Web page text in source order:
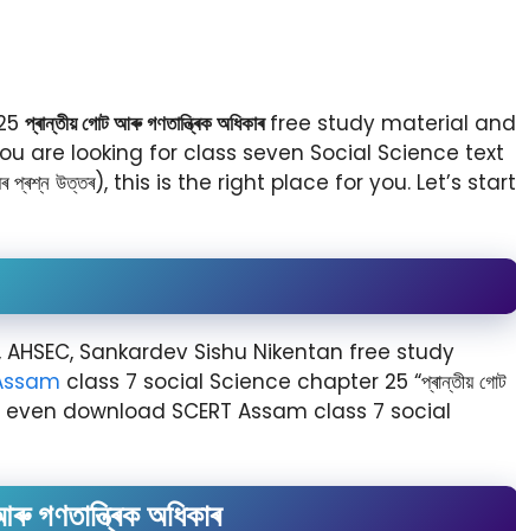
প্ৰান্তীয়গোটআৰুগণতান্ত্ৰিকঅধিকাৰfree study material and
are looking for class seven Social Science text
প্ৰশ্ন উত্তৰ), this is the right place for you. Let’s start
AHSEC, Sankardev Sishu Nikentan free study
class 7 social Science chapter 25 “প্ৰান্তীয় গোট
even download SCERT Assam class 7 social
গণতান্ত্ৰিক অধিকাৰ